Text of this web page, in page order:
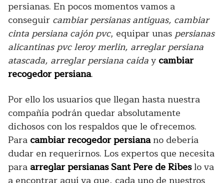
persianas. En pocos momentos vamos a
conseguir cambiar persianas antiguas, cambiar
cinta persiana cajón pvc, equipar unas persianas
alicantinas pvc leroy merlin, arreglar persiana
atascada, arreglar persiana caídaycambiar
recogedor persiana.
Por ello los usuarios que llegan hasta nuestra
compañía podrán quedar absolutamente
dichosos con los respaldos que le ofrecemos.
Para cambiar recogedor persianano debería
dudar en requerirnos. Los expertos que necesita
para arreglar persianas Sant Pere de Ribeslo va